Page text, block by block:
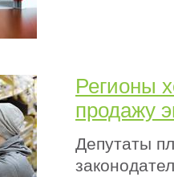
Регионы
продажу
Депутаты